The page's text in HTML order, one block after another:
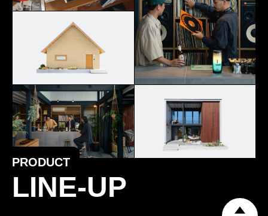
PRODUCT
LINE-UP